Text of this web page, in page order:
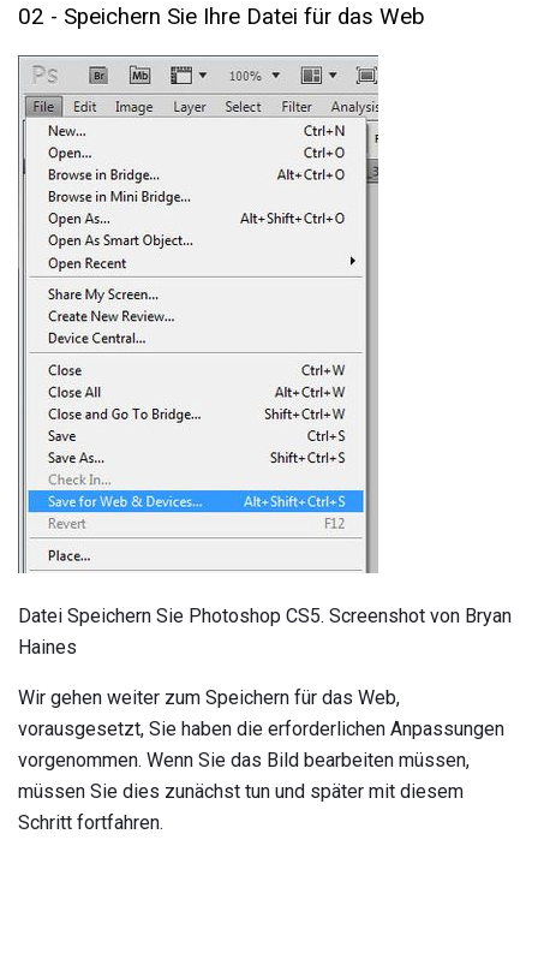
02 - Speichern Sie Ihre Datei für das Web
Datei Speichern Sie Photoshop CS5. Screenshot von Bryan
Haines
Wir gehen weiter zum Speichern für das Web,
vorausgesetzt, Sie haben die erforderlichen Anpassungen
vorgenommen. Wenn Sie das Bild bearbeiten müssen,
müssen Sie dies zunächst tun und später mit diesem
Schritt fortfahren.